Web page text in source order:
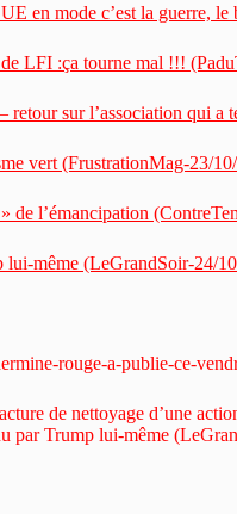
en mode c’est la guerre,
LFI :ça tourne mal !!!
sur l’association qui a
vert (FrustrationMag-23/
de l’émancipation
lui-même (LeGrandSoir-24/
rouge-a-publie-ce-
de nettoyage d’une
par Trump lui-même